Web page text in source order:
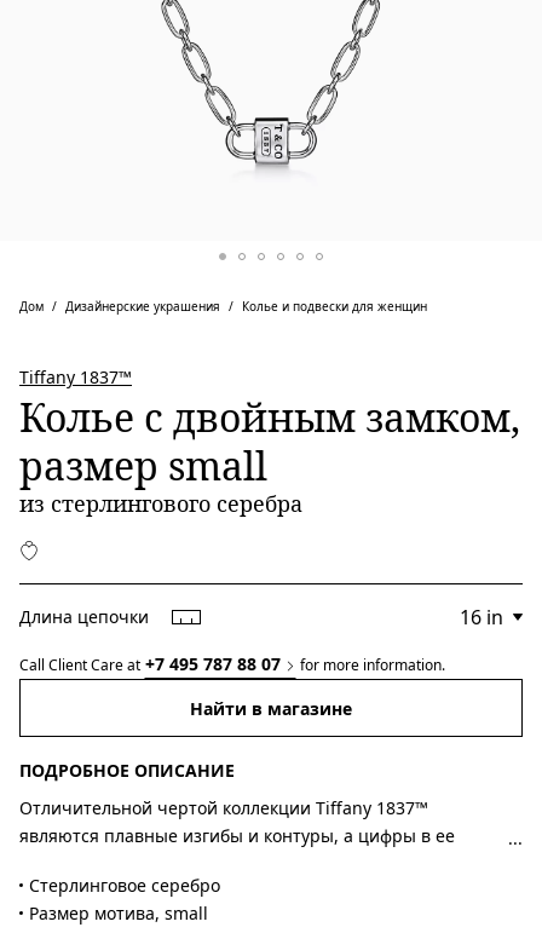
Дом Дизайнерские украшения Колье и подвески для женщин
Tiffany 1837™
Колье с двойным замком,
размер small
из стерлингового серебра
Длина цепочки
Call Client Care at +7 495 787 88 07 for more information.
Найти в магазине
ПОДРОБНОЕ ОПИСАНИЕ
Отличительной чертой коллекции Tiffany 1837™
являются плавные изгибы и контуры, а цифры в ее
Двусторонний замок придает классической модели
современности. Носите колье отдельно или в сочетании
Стерлинговое серебро
Размер мотива, small